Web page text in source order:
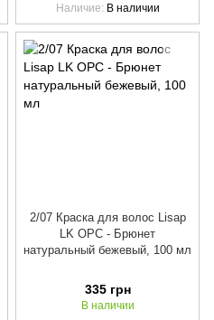
Наличие
В наличии
2/07 Краска для волос Lisap
LK OPC - Брюнет
натуральный бежевый, 100 мл
335 грн
В наличии